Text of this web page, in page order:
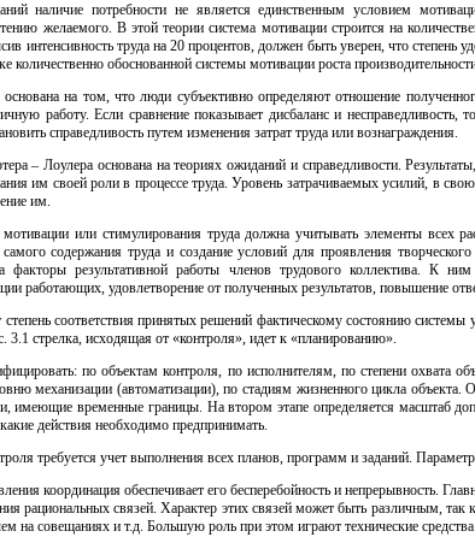
наличие потребности не является единственным условием
желаемого. В этой теории система мотивации строится на
интенсивность труда на 20 процентов, должен быть уверен, что
количественно обоснованной системы мотивации роста
основана на том, что люди субъективно определяют отношение
работу. Если сравнение показывает дисбаланс и несправедливость,
справедливость путем изменения затрат труда или вознаграждения.
– Лоулера основана на теориях ожиданий и справедливости.
им своей роли в процессе труда. Уровень затрачиваемых усилий, в
им.
или стимулирования труда должна учитывать элементы всех
содержания труда и создание условий для проявления
факторы результативной работы членов трудового коллектива. К
работающих, удовлетворение от полученных результатов, повышение
степень соответствия принятых решений фактическому состоянию
стрелка, исходящая от «контроля», идет к «планированию».
по объектам контроля, по исполнителям, по степени охвата
механизации (автоматизации), по стадиям жизненного цикла
имеющие временные границы. На втором этапе определяется масштаб
действия необходимо предпринимать.
требуется учет выполнения всех планов, программ и заданий.
координация обеспечивает его бесперебойность и непрерывность.
рациональных связей. Характер этих связей может быть различным,
на совещаниях и т.д. Большую роль при этом играют технические